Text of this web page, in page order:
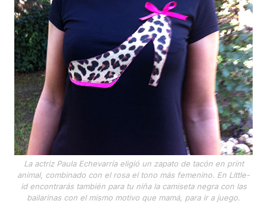
La actriz Paula Echevarría eligió un zapato de tacón en print
animal, combinado con el rosa el tono más femenino. En Little-
id encontrarás también para tu niña la camiseta negra con las
bailarinas con el mismo motivo que mamá, para ir a juego.